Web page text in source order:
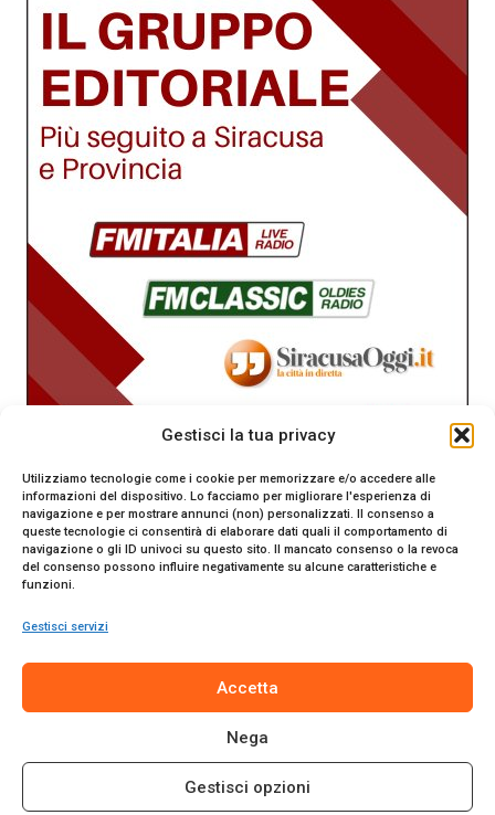
Gestisci la tua privacy
Utilizziamo tecnologie come i cookie per memorizzare e/o accedere alle
informazioni del dispositivo. Lo facciamo per migliorare l'esperienza di
navigazione e per mostrare annunci (non) personalizzati. Il consenso a
queste tecnologie ci consentirà di elaborare dati quali il comportamento di
navigazione o gli ID univoci su questo sito. Il mancato consenso o la revoca
del consenso possono influire negativamente su alcune caratteristiche e
funzioni.
Gestisci servizi
Accetta
Nega
Gestisci opzioni
Tribunale di Siracusa. Direttore responsabile Gianni Catania.
© 2024 Promo Italia S.r.l. Tutti i diritti riservati. | Sito web
realizzato daWeb-Arte.it
Cookie Policy|Termini e Condizioni